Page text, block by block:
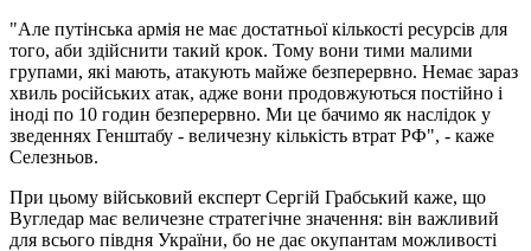
"Але путінська армія не має достатньої кількості ресурсів для
того, аби здійснити такий крок. Тому вони тими малими
групами, які мають, атакують майже безперервно. Немає зараз
хвиль російських атак, адже вони продовжуються постійно і
іноді по 10 годин безперервно. Ми це бачимо як наслідок у
зведеннях Генштабу - величезну кількість втрат РФ", - каже
Селезньов.
При цьому військовий експерт Сергій Грабський каже, що
Вугледар має величезне стратегічне значення: він важливий
для всього півдня України, бо не дає окупантам можливості